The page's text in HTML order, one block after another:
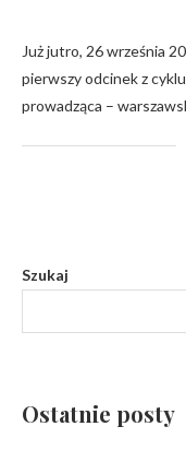
Już jutro, 26 września
pierwszy odcinek z
prowadząca –
Szukaj
Ostatnie posty